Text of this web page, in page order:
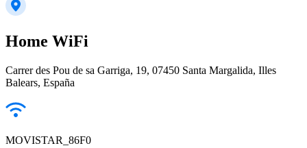
Home WiFi
Carrer des Pou de sa Garriga, 19, 07450 Santa Margalida, Illes
Balears, España
MOVISTAR_86F0